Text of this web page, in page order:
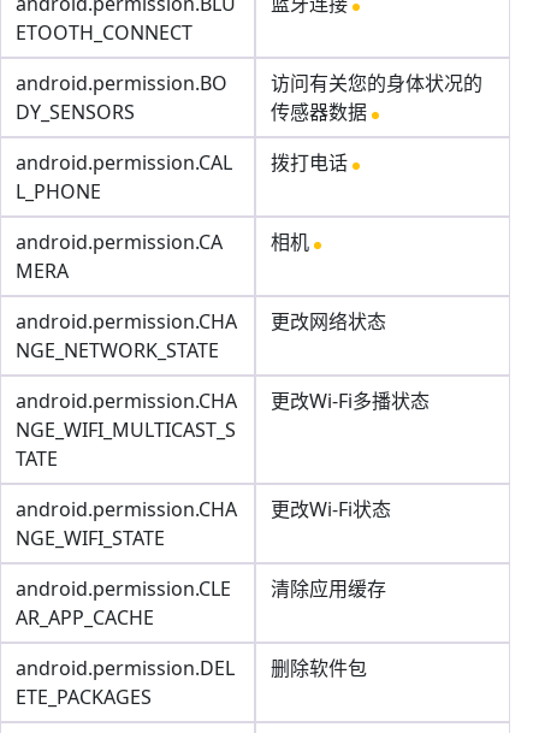
ETOOTH_CONNECT
android.permission.BO
DY_SENSORS
访问有关您的身体状况的
传感器数据
android.permission.CAL
L_PHONE
拨打电话
android.permission.CA
MERA
相机
android.permission.CHA
NGE_NETWORK_STATE
更改网络状态
android.permission.CHA
NGE_WIFI_MULTICAST_S
TATE
更改Wi-Fi多播状态
android.permission.CHA
NGE_WIFI_STATE
更改Wi-Fi状态
android.permission.CLE
AR_APP_CACHE
清除应用缓存
android.permission.DEL
ETE_PACKAGES
删除软件包